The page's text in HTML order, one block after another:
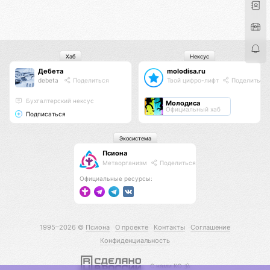
Дебета
debeta Поделиться
Бухгалтерский нексус
Подписаться
Хаб
molodisa.ru
Твой цифро-лифт Поделиться
Молодиса
Официальный хаб
Нексус
Псиона
Метаорганизм Поделиться
Официальные ресурсы:
Экосистема
1995–2026 © Псиона О проекте Контакты
Соглашение
Конфиденциальность
С нами КО 🕉️